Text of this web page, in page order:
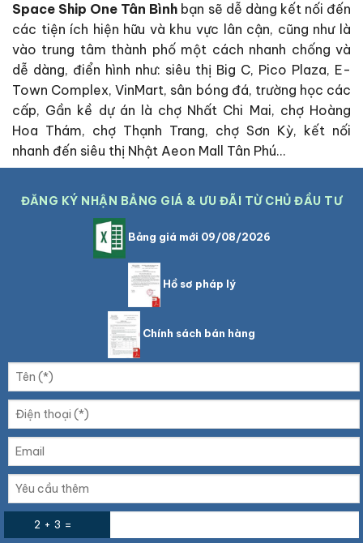
Space Ship One Tân Bình bạn sẽ dễ dàng kết nối đến
các tiện ích hiện hữu và khu vực lân cận, cũng như là
vào trung tâm thành phố một cách nhanh chống và
dễ dàng, điển hình như: siêu thị Big C, Pico Plaza, E-
Town Complex, VinMart, sân bóng đá, trường học các
cấp, Gần kề dự án là chợ Nhất Chi Mai, chợ Hoàng
Hoa Thám, chợ Thạnh Trang, chợ Sơn Kỳ, kết nối
nhanh đến siêu thị Nhật Aeon Mall Tân Phú…
ĐĂNG KÝ NHẬN BẢNG GIÁ & ƯU ĐÃI TỪ CHỦ ĐẦU TƯ
Bảng giá mới 09/08/2026
Hồ sơ pháp lý
Chính sách bán hàng
2 + 3 =